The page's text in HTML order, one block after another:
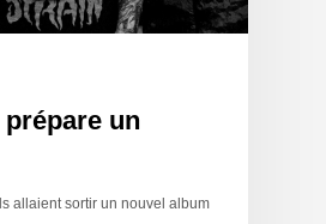
un
allaient sortir un nouvel album